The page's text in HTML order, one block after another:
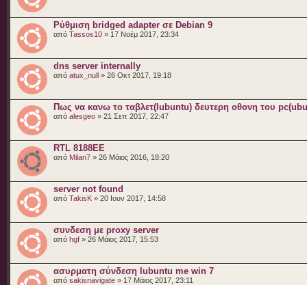
Ρύθμιση bridged adapter σε Debian 9
από Tassos10 » 17 Νοέμ 2017, 23:34
dns server internally
από atux_null » 26 Οκτ 2017, 19:18
Πως να κανω το ταβλετ(lubuntu) δευτερη οθονη του
από alesgeo » 21 Σεπ 2017, 22:47
RTL 8188EE
από Milan7 » 26 Μάιος 2016, 18:20
server not found
από TakisK » 20 Ιουν 2017, 14:58
συνδεση με proxy server
από hgf » 26 Μάιος 2017, 15:53
ασυρματη σύνδεση lubuntu me win 7
από sakisnavigate » 17 Μάιος 2017, 23:11